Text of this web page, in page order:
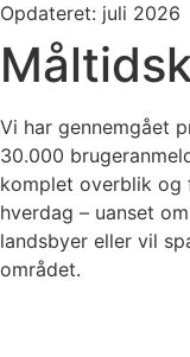
Opdateret: juli 2026
Vi har gennemgået
30.000
komplet overblik og
hverdag – uanset
landsbyer eller vil
området.